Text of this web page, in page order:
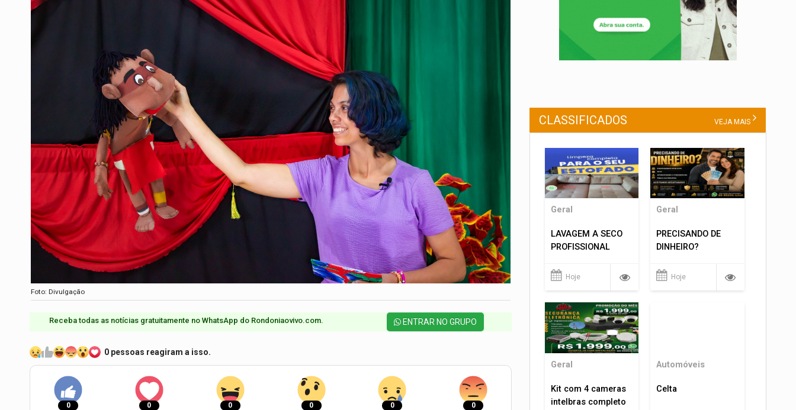
Foto: Divulgação
Receba todas as notícias gratuitamente no WhatsApp do Rondoniaovivo.com.​ ENTRAR NO GRUPO
0 pessoas reagiram a isso.
0 0 0 0 0 0
CLASSIFICADOS VEJA MAIS
Geral
LAVAGEM A SECO
PROFISSIONAL
Hoje
Geral
PRECISANDO DE
DINHEIRO?
Hoje
Geral
Kit com 4 cameras
intelbras completo
Automóveis
Celta